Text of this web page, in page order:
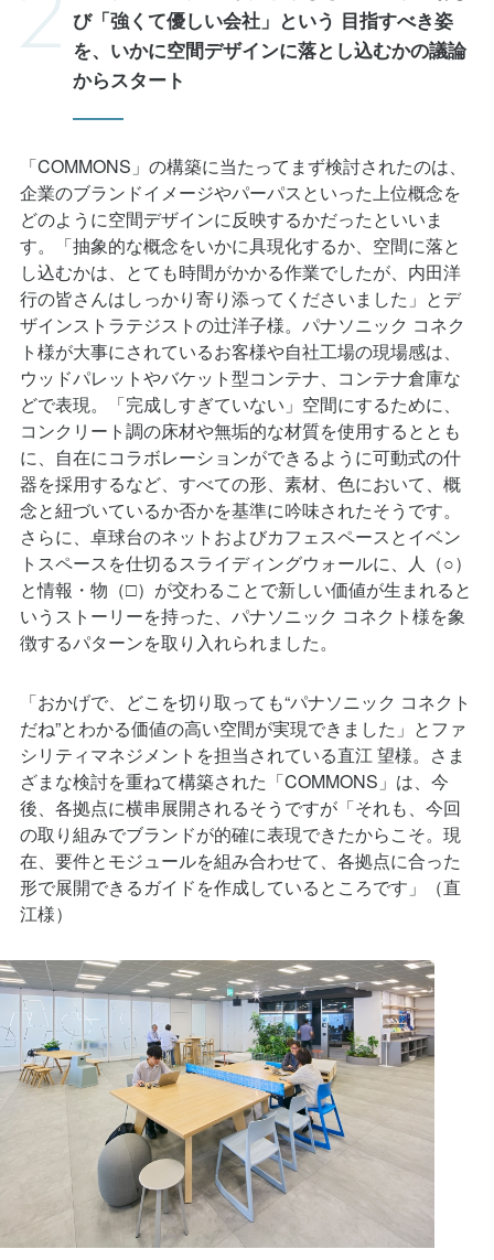
を、いかに空間デザインに落とし込むかの議論
からスタート
企業のブランドイメージやパーパスといった上位概念を
どのように空間デザインに反映するかだったといいま
す。「抽象的な概念をいかに具現化するか、空間に落と
し込むかは、とても時間がかかる作業でしたが、内田洋
行の皆さんはしっかり寄り添ってくださいました」とデ
ザインストラテジストの辻洋子様。パナソニック コネク
ト様が大事にされているお客様や自社工場の現場感は、
ウッドパレットやバケット型コンテナ、コンテナ倉庫な
どで表現。「完成しすぎていない」空間にするために、
コンクリート調の床材や無垢的な材質を使用するととも
に、自在にコラボレーションができるように可動式の什
器を採用するなど、すべての形、素材、色において、概
念と紐づいているか否かを基準に吟味されたそうです。
さらに、卓球台のネットおよびカフェスペースとイベン
トスペースを仕切るスライディングウォールに、人（○）
と情報・物（□）が交わることで新しい価値が生まれると
いうストーリーを持った、パナソニック コネクト様を象
徴するパターンを取り入れられました。
だね”とわかる価値の高い空間が実現できました」とファ
シリティマネジメントを担当されている直江 望様。さま
ざまな検討を重ねて構築された「COMMONS」は、今
後、各拠点に横串展開されるそうですが「それも、今回
の取り組みでブランドが的確に表現できたからこそ。現
在、要件とモジュールを組み合わせて、各拠点に合った
形で展開できるガイドを作成しているところです」（直
江様）